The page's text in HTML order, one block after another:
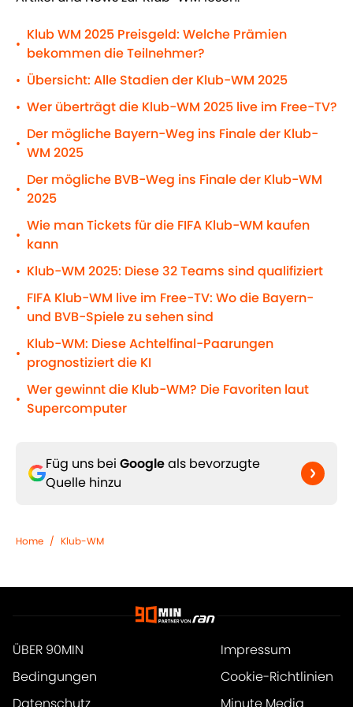
•
Klub WM 2025 Preisgeld: Welche Prämien
bekommen die Teilnehmer?
• Übersicht: Alle Stadien der Klub-WM 2025
• Wer überträgt die Klub-WM 2025 live im Free-TV?
•
Der mögliche Bayern-Weg ins Finale der Klub-
WM 2025
•
Der mögliche BVB-Weg ins Finale der Klub-WM
2025
•
Wie man Tickets für die FIFA Klub-WM kaufen
kann
• Klub-WM 2025: Diese 32 Teams sind qualifiziert
•
FIFA Klub-WM live im Free-TV: Wo die Bayern-
und BVB-Spiele zu sehen sind
•
Klub-WM: Diese Achtelfinal-Paarungen
prognostiziert die KI
•
Wer gewinnt die Klub-WM? Die Favoriten laut
Supercomputer
Füg uns bei Googleals bevorzugte
Quelle hinzu
Home / Klub-WM
ÜBER 90MIN
Impressum
Bedingungen
Cookie-Richtlinien